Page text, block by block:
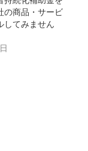
の商品・サービ
してみません